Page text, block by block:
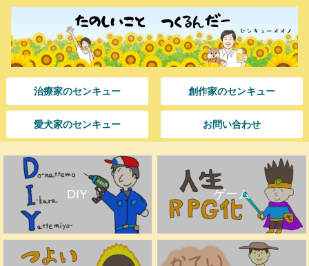
治療家のセンキュー 創作家のセンキュー
愛犬家のセンキュー お問い合わせ
DIY ゲーム